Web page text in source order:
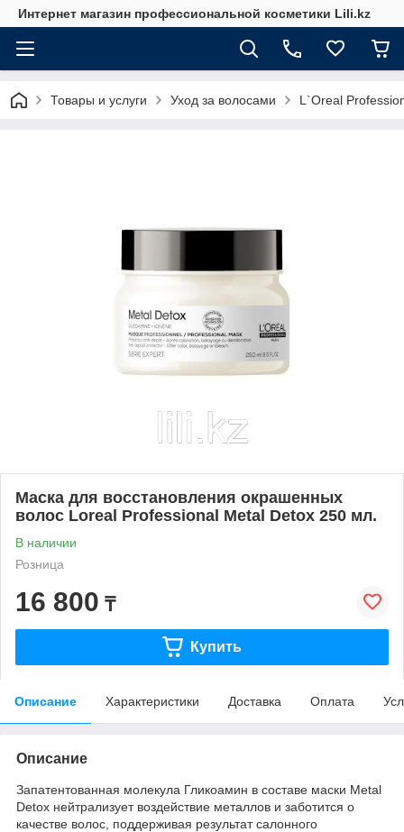
Интернет магазин профессиональной косметики Lili.kz
Товары и услуги Уход за волосами L`Oreal
Маска для восстановления окрашенных
волос Loreal Professional Metal Detox 250 мл.
В наличии
Розница
16 800 ₸
Купить
Описание Характеристики Доставка Оплата
Описание
Запатентованная молекула Гликоамин в составе маски Metal
Detox нейтрализует воздействие металлов и заботится о
качестве волос, поддерживая результат салонного